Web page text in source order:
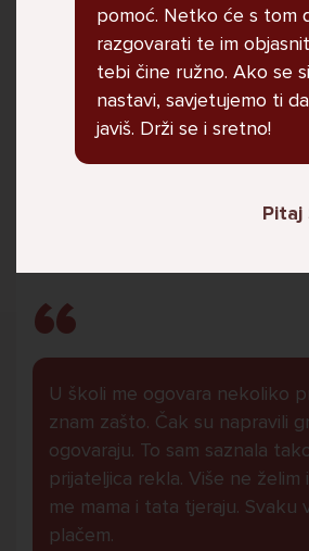
Lana, 12
U školi me ogovara nekoliko
znam zašto. Čak su napravili
ogovaraju. To sam saznala
prijateljica rekla. Više ne želim
me mama i tata tjeraju. Svaku
plačem.
pomoć. Netko će s tom
razgovarati te im
tebi čine ružno. Ako se
nastavi, savjetujemo ti
javiš. Drži se i sretno!
Pitaj